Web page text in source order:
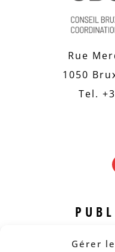
Gérer
Rue
1050
Tel.
Revue B.I.S.